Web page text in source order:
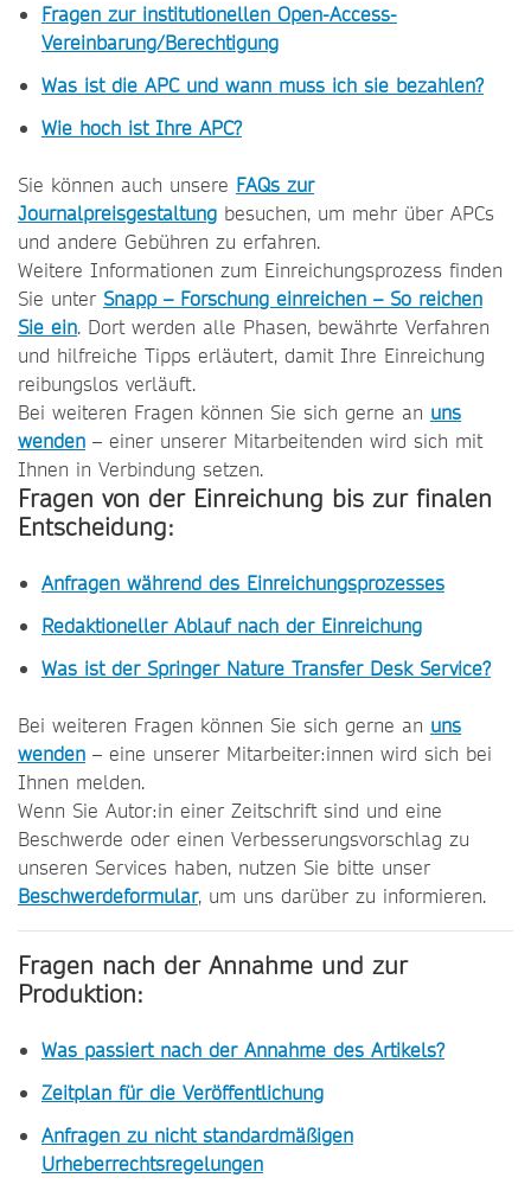
Fragen zur institutionellen Open-Access-
Vereinbarung/Berechtigung
Was ist die APC und wann muss ich sie bezahlen?
Wie hoch ist Ihre APC?
Sie können auch unsere FAQs zur
Journalpreisgestaltung besuchen, um mehr über APCs
und andere Gebühren zu erfahren.
Weitere Informationen zum Einreichungsprozess finden
Sie unter Snapp – Forschung einreichen – So reichen
Sie ein. Dort werden alle Phasen, bewährte Verfahren
und hilfreiche Tipps erläutert, damit Ihre Einreichung
reibungslos verläuft.
Bei weiteren Fragen können Sie sich gerne an uns
wenden – einer unserer Mitarbeitenden wird sich mit
Ihnen in Verbindung setzen.
Fragen von der Einreichung bis zur finalen
Entscheidung:
Anfragen während des Einreichungsprozesses
Redaktioneller Ablauf nach der Einreichung
Was ist der Springer Nature Transfer Desk Service?
Bei weiteren Fragen können Sie sich gerne an uns
wenden – eine unserer Mitarbeiter:innen wird sich bei
Ihnen melden.
Wenn Sie Autor:in einer Zeitschrift sind und eine
Beschwerde oder einen Verbesserungsvorschlag zu
unseren Services haben, nutzen Sie bitte unser
Beschwerdeformular, um uns darüber zu informieren.
Fragen nach der Annahme und zur
Produktion:
Was passiert nach der Annahme des Artikels?
Zeitplan für die Veröffentlichung
Anfragen zu nicht standardmäßigen
Urheberrechtsregelungen